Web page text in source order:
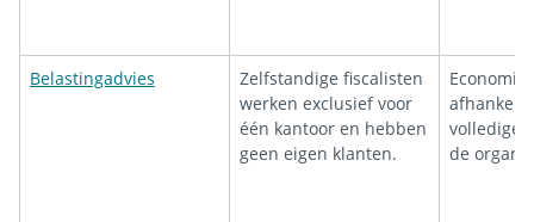
Belastingadvies
Zelfstandige fiscalisten
werken exclusief voor
één kantoor en hebben
geen eigen klanten.
volledige
de